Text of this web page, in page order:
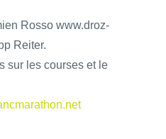
Rosso www.droz-
Reiter.
sur les courses et le